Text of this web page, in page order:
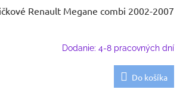
Renault Megane combi 2002-2007
Dodanie: 4-8 pracovných dní
Do košíka